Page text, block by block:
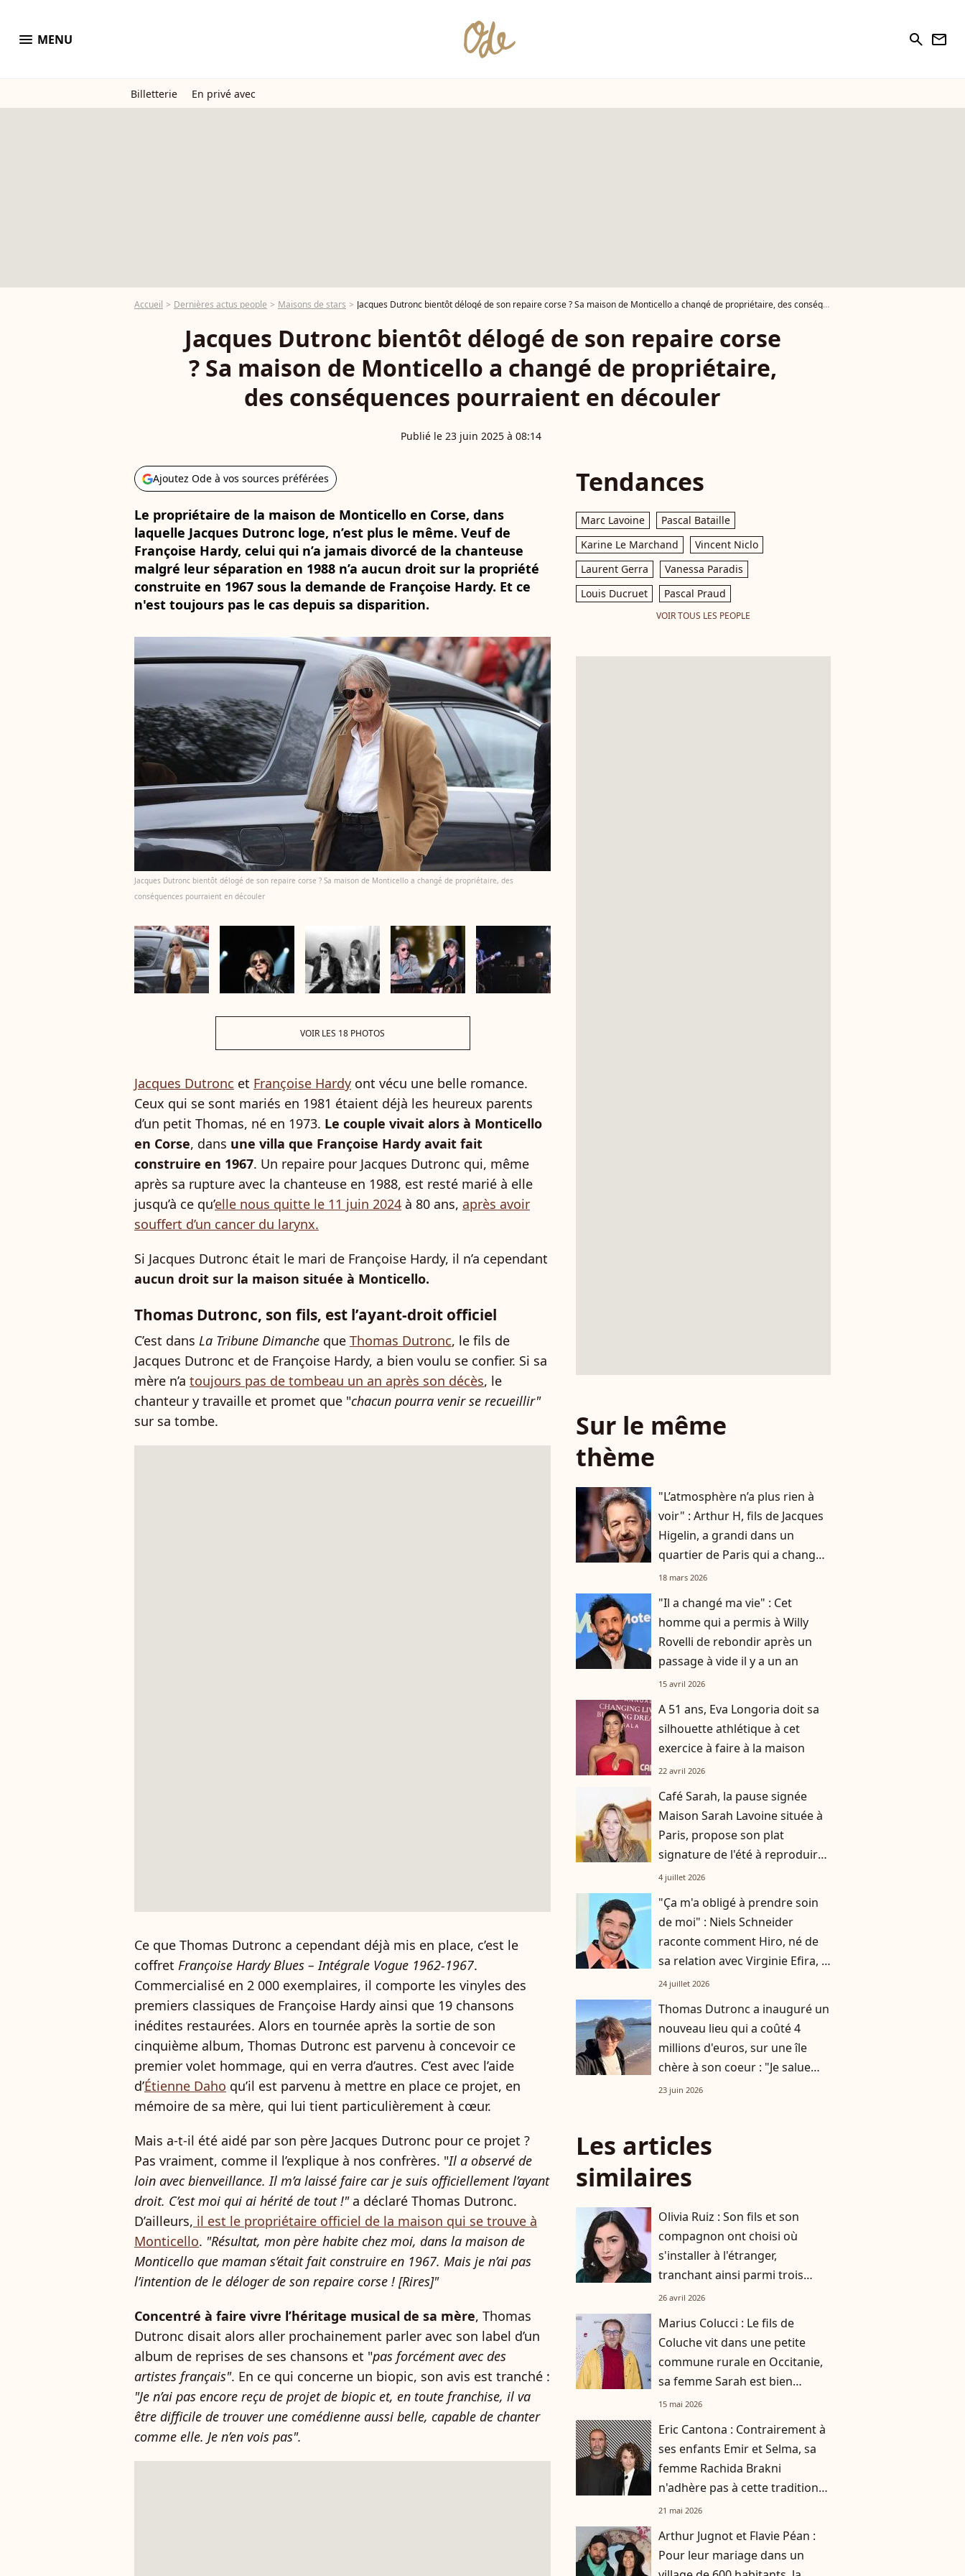
menu MENU search newsletter
Billetterie En privé avec
Accueil Dernières actus people Maisons de stars Jacques Dutronc bientôt délogé de son repaire corse ? Sa maison de Monticello a changé de propriétaire, des conséquences pourraient en découler
Jacques Dutronc bientôt délogé de son repaire corse
? Sa maison de Monticello a changé de propriétaire,
des conséquences pourraient en découler
Publié le 23 juin 2025 à 08:14
Ajoutez Ode à vos sources préférées
Le propriétaire de la maison de Monticello en Corse, dans
laquelle Jacques Dutronc loge, n’est plus le même. Veuf de
Françoise Hardy, celui qui n’a jamais divorcé de la chanteuse
malgré leur séparation en 1988 n’a aucun droit sur la propriété
construite en 1967 sous la demande de Françoise Hardy. Et ce
n'est toujours pas le cas depuis sa disparition.
Jacques Dutronc bientôt délogé de son repaire corse ? Sa maison de Monticello a changé de propriétaire, des
conséquences pourraient en découler
VOIR LES 18 PHOTOS
Jacques Dutronc et Françoise Hardy ont vécu une belle romance.
Ceux qui se sont mariés en 1981 étaient déjà les heureux parents
d’un petit Thomas, né en 1973. Le couple vivait alors à Monticello
en Corse, dans une villa que Françoise Hardy avait fait
construire en 1967. Un repaire pour Jacques Dutronc qui, même
après sa rupture avec la chanteuse en 1988, est resté marié à elle
jusqu’à ce qu’elle nous quitte le 11 juin 2024 à 80 ans, après avoir
souffert d’un cancer du larynx.
Si Jacques Dutronc était le mari de Françoise Hardy, il n’a cependant
aucun droit sur la maison située à Monticello.
Thomas Dutronc, son fils, est l’ayant-droit officiel
C’est dans La Tribune Dimanche que Thomas Dutronc, le fils de
Jacques Dutronc et de Françoise Hardy, a bien voulu se confier. Si sa
mère n’a toujours pas de tombeau un an après son décès, le
chanteur y travaille et promet que "chacun pourra venir se recueillir"
sur sa tombe.
Ce que Thomas Dutronc a cependant déjà mis en place, c’est le
coffret Françoise Hardy Blues – Intégrale Vogue 1962-1967.
Commercialisé en 2 000 exemplaires, il comporte les vinyles des
premiers classiques de Françoise Hardy ainsi que 19 chansons
inédites restaurées. Alors en tournée après la sortie de son
cinquième album, Thomas Dutronc est parvenu à concevoir ce
premier volet hommage, qui en verra d’autres. C’est avec l’aide
d’Étienne Daho qu’il est parvenu à mettre en place ce projet, en
mémoire de sa mère, qui lui tient particulièrement à cœur.
Mais a-t-il été aidé par son père Jacques Dutronc pour ce projet ?
Pas vraiment, comme il l’explique à nos confrères. "Il a observé de
loin avec bienveillance. Il m’a laissé faire car je suis officiellement l’ayant
droit. C’est moi qui ai hérité de tout !"a déclaré Thomas Dutronc.
D’ailleurs, il est le propriétaire officiel de la maison qui se trouve à
Monticello. "Résultat, mon père habite chez moi, dans la maison de
Monticello que maman s’était fait construire en 1967. Mais je n’ai pas
l’intention de le déloger de son repaire corse ! [Rires]"
Concentré à faire vivre l’héritage musical de sa mère, Thomas
Dutronc disait alors aller prochainement parler avec son label d’un
album de reprises de ses chansons et "pas forcément avec des
artistes français". En ce qui concerne un biopic, son avis est tranché :
"Je n’ai pas encore reçu de projet de biopic et, en toute franchise, il va
être difficile de trouver une comédienne aussi belle, capable de chanter
comme elle. Je n’en vois pas".
Tendances
Marc Lavoine
Pascal Bataille
Karine Le Marchand
Vincent Niclo
Laurent Gerra
Vanessa Paradis
Louis Ducruet
Pascal Praud
VOIR TOUS LES PEOPLE
Sur le même
thème
"L’atmosphère n’a plus rien à
voir" : Arthur H, fils de Jacques
Higelin, a grandi dans un
quartier de Paris qui a changé
du tout au tout
18 mars 2026
"Il a changé ma vie" : Cet
homme qui a permis à Willy
Rovelli de rebondir après un
passage à vide il y a un an
15 avril 2026
A 51 ans, Eva Longoria doit sa
silhouette athlétique à cet
exercice à faire à la maison
22 avril 2026
Café Sarah, la pause signée
Maison Sarah Lavoine située à
Paris, propose son plat
signature de l'été à reproduire
à la maison
4 juillet 2026
"Ça m'a obligé à prendre soin
de moi" : Niels Schneider
raconte comment Hiro, né de
sa relation avec Virginie Efira, a
changé sa vie
24 juillet 2026
Thomas Dutronc a inauguré un
nouveau lieu qui a coûté 4
millions d'euros, sur une île
chère à son coeur : "Je salue
l'effort de tout le monde"
23 juin 2026
Les articles
similaires
Olivia Ruiz : Son fils et son
compagnon ont choisi où
s'installer à l'étranger,
tranchant ainsi parmi trois
villes de rêve
26 avril 2026
Marius Colucci : Le fils de
Coluche vit dans une petite
commune rurale en Occitanie,
sa femme Sarah est bien
connue des habitants
15 mai 2026
Eric Cantona : Contrairement à
ses enfants Emir et Selma, sa
femme Rachida Brakni
n'adhère pas à cette tradition
familiale, "je tente de lui faire
21 mai 2026
Arthur Jugnot et Flavie Péan :
Pour leur mariage dans un